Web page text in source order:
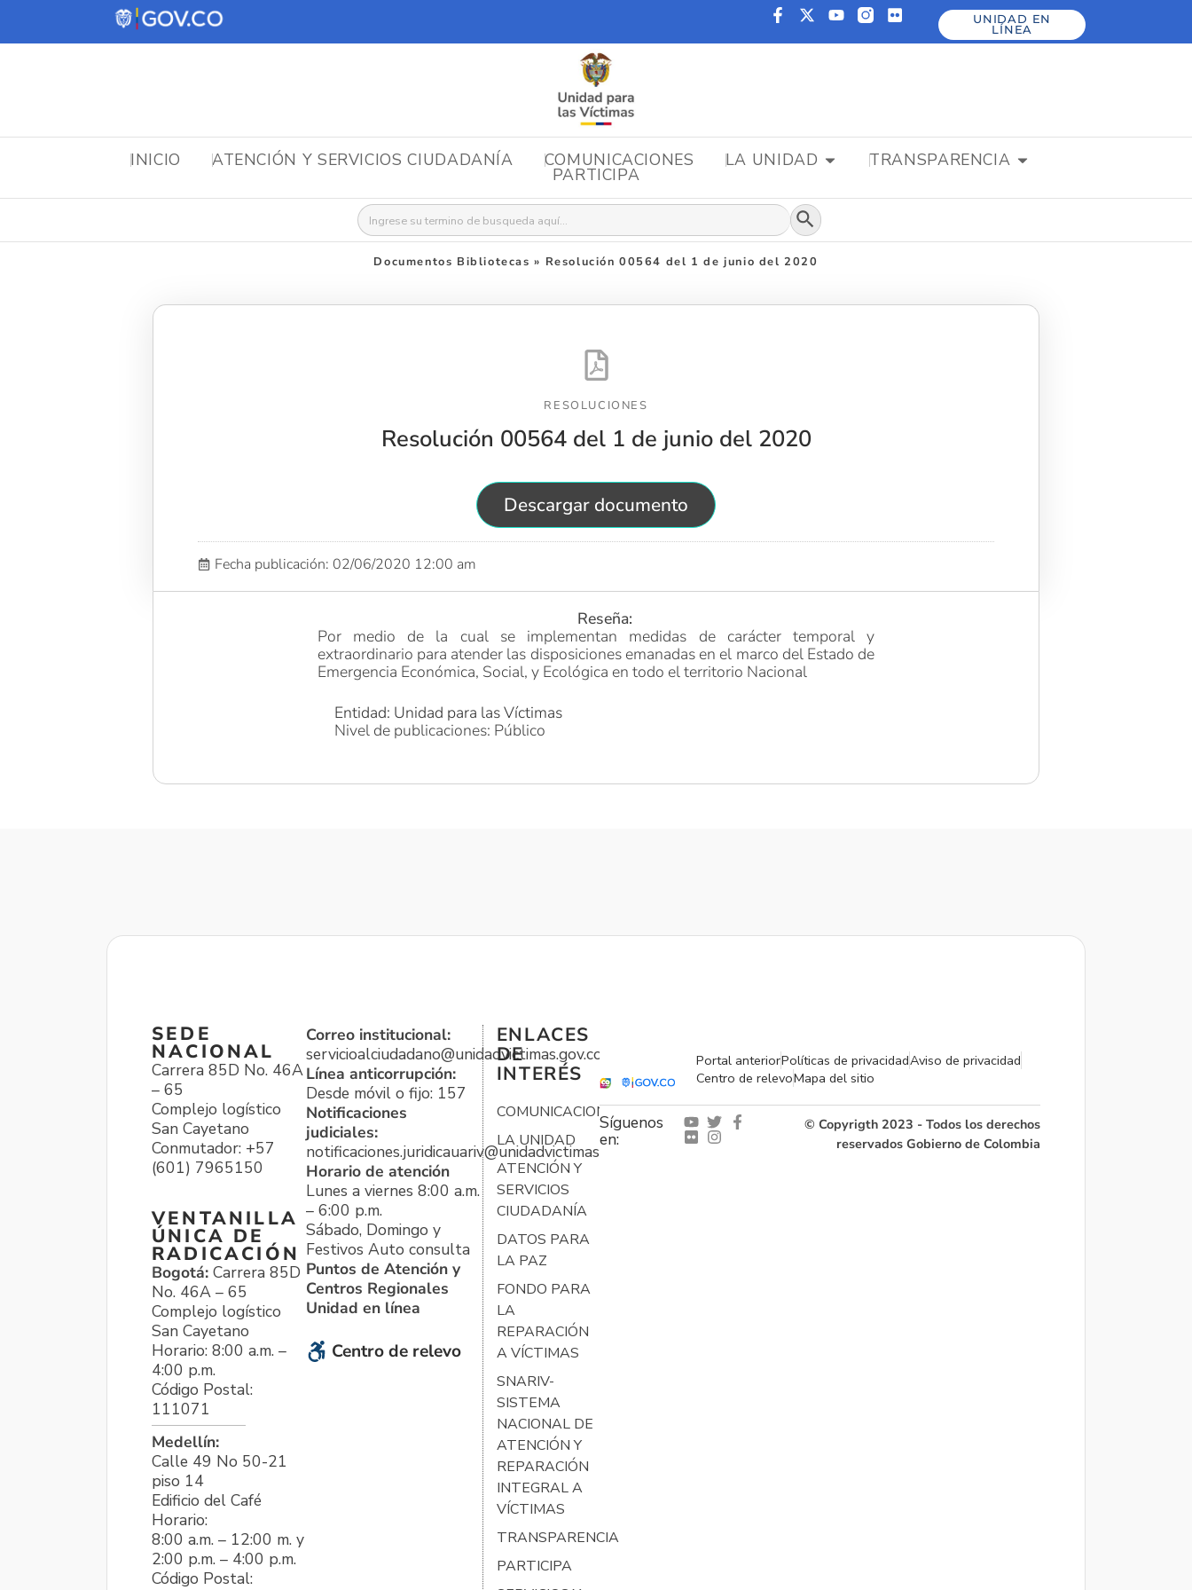
UNIDAD EN
LÍNEA
INICIO ATENCIÓN Y SERVICIOS CIUDADANÍA COMUNICACIONES LA UNIDAD TRANSPARENCIA
PARTICIPA
Buscar: Botón de búsqueda
Documentos Bibliotecas » Resolución 00564 del 1 de junio del 2020
RESOLUCIONES
Resolución 00564 del 1 de junio del 2020
Descargar documento
Fecha publicación: 02/06/2020 12:00 am
Reseña:
Por medio de la cual se implementan medidas de carácter temporal y
extraordinario para atender las disposiciones emanadas en el marco del Estado de
Emergencia Económica, Social, y Ecológica en todo el territorio Nacional
Entidad: Unidad para las Víctimas
Nivel de publicaciones: Público
SEDE
NACIONAL
Carrera 85D No. 46A
– 65
Complejo logístico
San Cayetano
Conmutador: +57
(601) 7965150
VENTANILLA
ÚNICA DE
RADICACIÓN
Bogotá: Carrera 85D
No. 46A – 65
Complejo logístico
San Cayetano
Horario: 8:00 a.m. –
4:00 p.m.
Código Postal:
111071
Medellín:
Calle 49 No 50-21
piso 14
Edificio del Café
Horario:
8:00 a.m. – 12:00 m. y
2:00 p.m. – 4:00 p.m.
Código Postal:
Correo institucional:
servicioalciudadano@unidadvictimas.gov.co
Línea anticorrupción:
Desde móvil o fijo: 157
Notificaciones
judiciales:
notificaciones.juridicauariv@unidadvictimas.gov.co
Horario de atención
Lunes a viernes 8:00 a.m.
– 6:00 p.m.
Sábado, Domingo y
Festivos Auto consulta
Puntos de Atención y
Centros Regionales
Unidad en línea
Centro de relevo
ENLACES
DE
INTERÉS
COMUNICACIONES
LA UNIDAD
ATENCIÓN Y
SERVICIOS
CIUDADANÍA
DATOS PARA
LA PAZ
FONDO PARA
LA
REPARACIÓN
A VÍCTIMAS
SNARIV-
SISTEMA
NACIONAL DE
ATENCIÓN Y
REPARACIÓN
INTEGRAL A
VÍCTIMAS
TRANSPARENCIA
PARTICIPA
Portal anteriorPolíticas de privacidadAviso de privacidad
Centro de relevoMapa del sitio
Síguenos
en:
© Copyrigth 2023 - Todos los derechos
reservados Gobierno de Colombia